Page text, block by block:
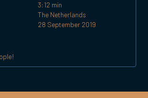
3:12 min
The Netherlands
28 September 2019